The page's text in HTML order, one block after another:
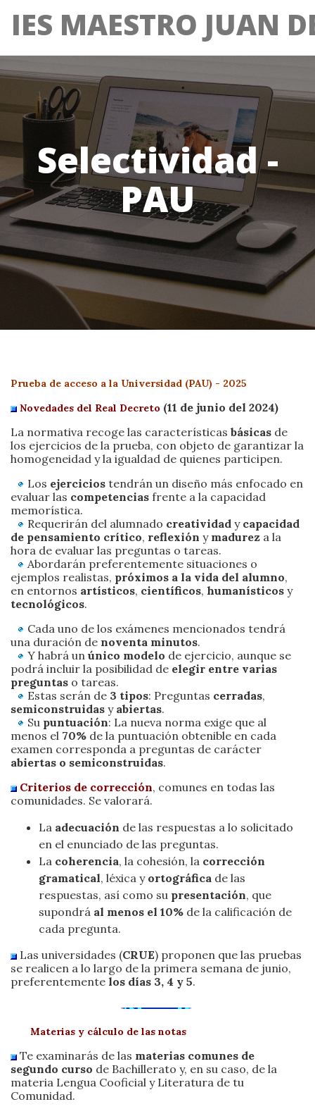
IES MAESTRO JUAN
Selectividad -
PAU
Prueba de acceso a la Universidad (PAU) - 2025
Novedades del Real Decreto (11 de junio del 2024)
La normativa recoge las características básicas de
los ejercicios de la prueba, con objeto de garantizar la
homogeneidad y la igualdad de quienes participen.
Los ejercicios tendrán un diseño más enfocado en
evaluar las competencias frente a la capacidad
memorística.
Requerirán del alumnado creatividad y capacidad
de pensamiento crítico, reflexión y madurez a la
hora de evaluar las preguntas o tareas.
Abordarán preferentemente situaciones o
ejemplos realistas, próximos a la vida del alumno,
en entornos artísticos, científicos, humanísticos y
tecnológicos.
Cada uno de los exámenes mencionados tendrá
una duración de noventa minutos.
Y habrá un único modelo de ejercicio, aunque se
podrá incluir la posibilidad de elegir entre varias
preguntas o tareas.
Estas serán de 3 tipos: Preguntas cerradas,
semiconstruidas y abiertas.
Su puntuación: La nueva norma exige que al
menos el 70% de la puntuación obtenible en cada
examen corresponda a preguntas de carácter
abiertas o semiconstruidas.
Criterios de corrección, comunes en todas las
comunidades. Se valorará.
La adecuación de las respuestas a lo solicitado
en el enunciado de las preguntas.
La coherencia, la cohesión, la corrección
gramatical, léxica y ortográfica de las
respuestas, así como su presentación, que
supondrá al menos el 10% de la calificación de
cada pregunta.
Las universidades (CRUE) proponen que las pruebas
se realicen a lo largo de la primera semana de junio,
preferentemente los días 3, 4 y 5.
Materias y cálculo de las notas
Te examinarás de las materias comunes de
segundo curso de Bachillerato y, en su caso, de la
materia Lengua Cooficial y Literatura de tu
Comunidad.